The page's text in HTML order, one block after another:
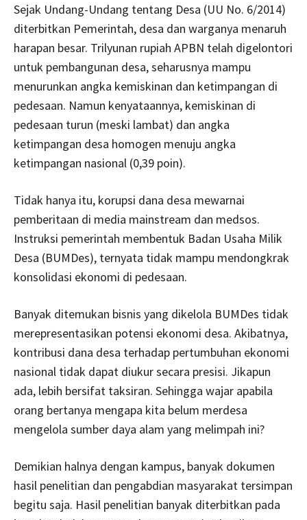
Sejak Undang-Undang tentang Desa (UU No. 6/2014)
diterbitkan Pemerintah, desa dan warganya menaruh
harapan besar. Trilyunan rupiah APBN telah digelontori
untuk pembangunan desa, seharusnya mampu
menurunkan angka kemiskinan dan ketimpangan di
pedesaan. Namun kenyataannya, kemiskinan di
pedesaan turun (meski lambat) dan angka
ketimpangan desa homogen menuju angka
ketimpangan nasional (0,39 poin).
Tidak hanya itu, korupsi dana desa mewarnai
pemberitaan di media mainstream dan medsos.
Instruksi pemerintah membentuk Badan Usaha Milik
Desa (BUMDes), ternyata tidak mampu mendongkrak
konsolidasi ekonomi di pedesaan.
Banyak ditemukan bisnis yang dikelola BUMDes tidak
merepresentasikan potensi ekonomi desa. Akibatnya,
kontribusi dana desa terhadap pertumbuhan ekonomi
nasional tidak dapat diukur secara presisi. Jikapun
ada, lebih bersifat taksiran. Sehingga wajar apabila
orang bertanya mengapa kita belum merdesa
mengelola sumber daya alam yang melimpah ini?
Demikian halnya dengan kampus, banyak dokumen
hasil penelitian dan pengabdian masyarakat tersimpan
begitu saja. Hasil penelitian banyak diterbitkan pada